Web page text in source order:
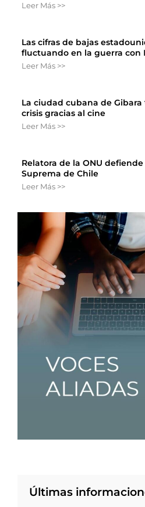
Leer Más >>
Las cifras de bajas
fluctuando en la guerra con
Leer Más >>
La ciudad cubana de
crisis gracias al cine
Leer Más >>
Relatora de la ONU
Suprema de Chile
Leer Más >>
Últimas